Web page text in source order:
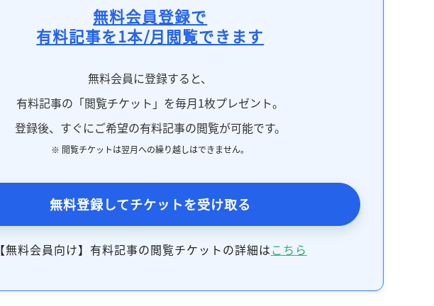
無料会員登録で
有料記事を1本/月閲覧できます
無料会員に登録すると、
有料記事の「閲覧チケット」を毎月1枚プレゼント。
登録後、すぐにご希望の有料記事の閲覧が可能です。
※ 閲覧チケットは翌月への繰り越しはできません。
無料登録してチケットを受け取る
【無料会員向け】有料記事の閲覧チケットの詳細はこちら
記事をお気に入りに保存するには
ログインが必要です
ログイン